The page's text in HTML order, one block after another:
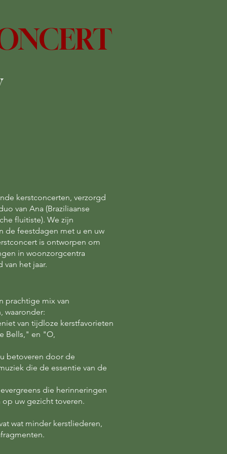
kerstconcerten, verzorgd
van Ana (Braziliaanse
fluitiste). We zijn
de feestdagen met u en uw
is ontworpen om
in woonzorgcentra
het jaar.
prachtige mix van
waaronder:
van tijdloze kerstfavorieten
Bells," en "O,
betoveren door de
die de essentie van de
die herinneringen
uw gezicht toveren.
wat minder kerstliederen,